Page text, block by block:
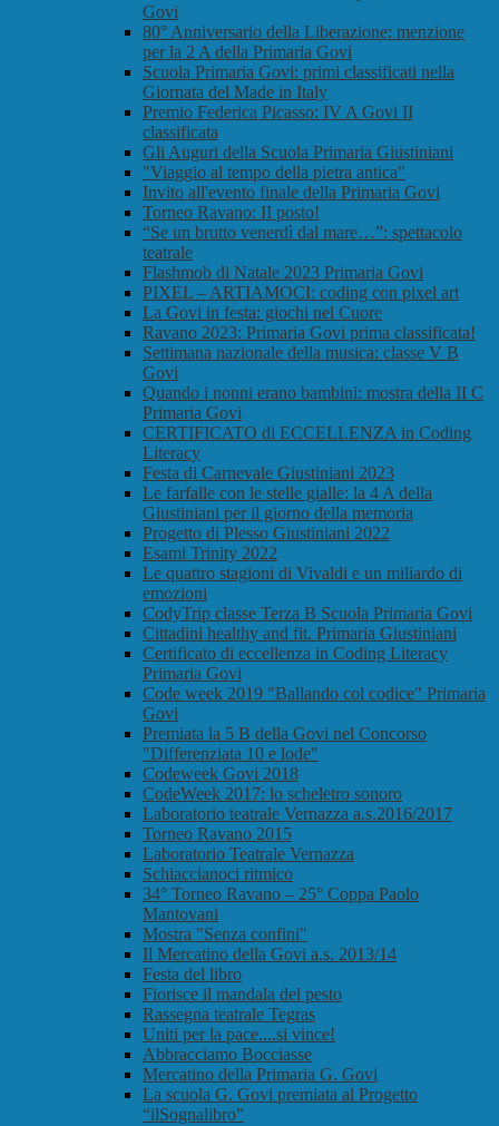
Govi
80° Anniversario della Liberazione: menzione
per la 2 A della Primaria Govi
Scuola Primaria Govi: primi classificati nella
Giornata del Made in Italy
Premio Federica Picasso: IV A Govi II
classificata
Gli Auguri della Scuola Primaria Giustiniani
"Viaggio al tempo della pietra antica"
Invito all'evento finale della Primaria Govi
Torneo Ravano: II posto!
“Se un brutto venerdì dal mare…”: spettacolo
teatrale
Flashmob di Natale 2023 Primaria Govi
PIXEL – ARTIAMOCI: coding con pixel art
La Govi in festa: giochi nel Cuore
Ravano 2023: Primaria Govi prima classificata!
Settimana nazionale della musica: classe V B
Govi
Quando i nonni erano bambini: mostra della II C
Primaria Govi
CERTIFICATO di ECCELLENZA in Coding
Literacy
Festa di Carnevale Giustiniani 2023
Le farfalle con le stelle gialle: la 4 A della
Giustiniani per il giorno della memoria
Progetto di Plesso Giustiniani 2022
Esami Trinity 2022
Le quattro stagioni di Vivaldi e un miliardo di
emozioni
CodyTrip classe Terza B Scuola Primaria Govi
Cittadini healthy and fit. Primaria Giustiniani
Certificato di eccellenza in Coding Literacy
Primaria Govi
Code week 2019 "Ballando col codice" Primaria
Govi
Premiata la 5 B della Govi nel Concorso
"Differenziata 10 e lode"
Codeweek Govi 2018
CodeWeek 2017: lo scheletro sonoro
Laboratorio teatrale Vernazza a.s.2016/2017
Torneo Ravano 2015
Laboratorio Teatrale Vernazza
Schiaccianoci ritmico
34° Torneo Ravano – 25° Coppa Paolo
Mantovani
Mostra "Senza confini"
Il Mercatino della Govi a.s. 2013/14
Festa del libro
Fiorisce il mandala del pesto
Rassegna teatrale Tegras
Uniti per la pace....si vince!
Abbracciamo Bocciasse
Mercatino della Primaria G. Govi
La scuola G. Govi premiata al Progetto
“ilSognalibro”